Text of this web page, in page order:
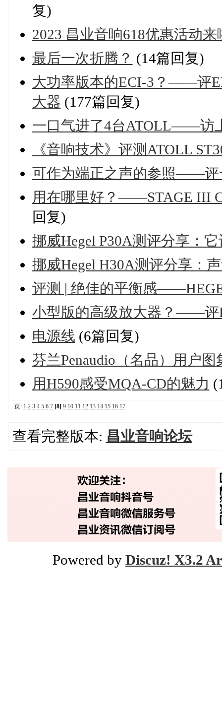
复)
2023 昌业音响618优惠活动来
最后一次折腾？ (14篇回复)
大功率版本的ECI-3？——评
大器 (177篇回复)
一口气进了4台ATOLL——访
《音响技术》评测ATOLL
可作为端正之声的参照——评
用在哪里好？——STAGE III
回复)
挪威Hegel P30A测评分享：
挪威Hegel H30A测评分享：
评测 | 绝佳的平衡感
小型版的高级放大器？——评
电源线 (6篇回复)
芬兰Penaudio（名品）用户图
用H590感受MQA-CD的魅力
页: 1 2 3 4 5 6 7 [8] 9 10 11 12 13 14 15 16 17
查看完整版本: 昌业音响论坛
Powered by Discuz! X3.2